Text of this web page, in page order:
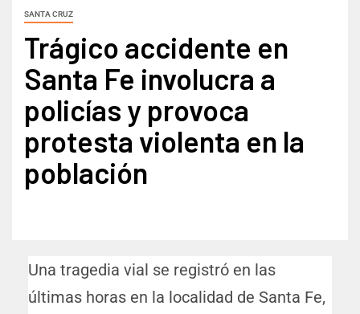
SANTA CRUZ
Trágico accidente en
Santa Fe involucra a
policías y provoca
protesta violenta en la
población
Una tragedia vial se registró en las
últimas horas en la localidad de Santa Fe,